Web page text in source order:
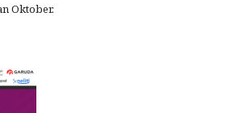
Oktober.